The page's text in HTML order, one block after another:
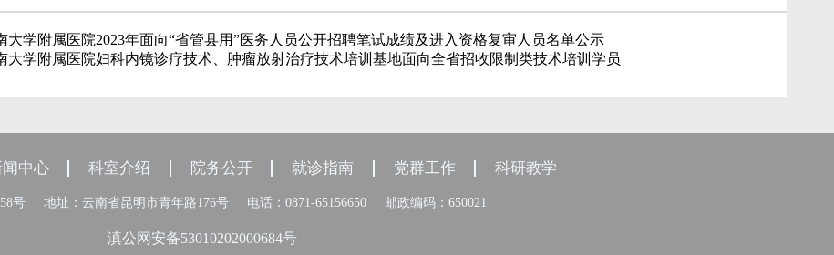
大学附属医院2023年面向“省管县用”医务人员公开招聘笔试成绩及进入资格复审人员名单公示
大学附属医院妇科内镜诊疗技术、肿瘤放射治疗技术培训基地面向全省招收限制类技术培训学员
闻中心 科室介绍 院务公开 就诊指南 党群工作 科研教学
号 地址：云南省昆明市青年路176号 电话：0871-65156650 邮政编码：650021
滇公网安备53010202000684号